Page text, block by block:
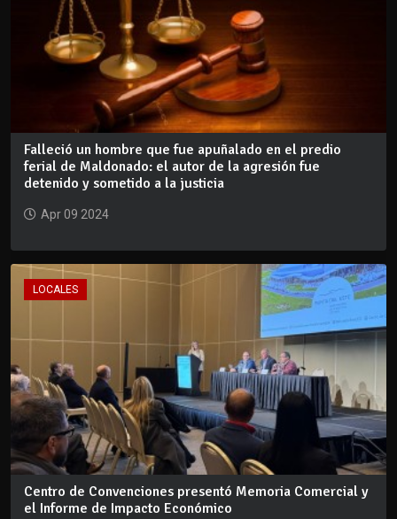
Falleció un hombre que fue apuñalado en el predio
ferial de Maldonado: el autor de la agresión fue
detenido y sometido a la justicia
Apr 09 2024
LOCALES
Centro de Convenciones presentó Memoria Comercial y
el Informe de Impacto Económico